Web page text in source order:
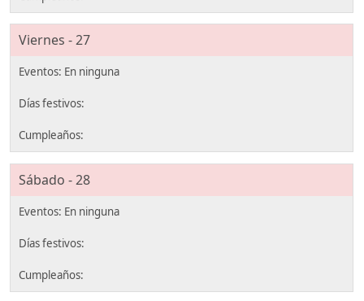
Viernes - 27
Sábado - 28